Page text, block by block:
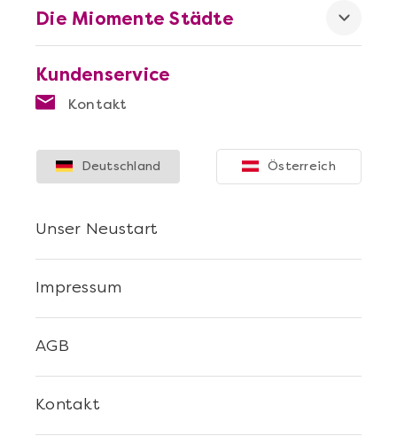
Mehr anzeigen
Sushi Selber Machen - DIY-Set
Kundenservice
Kontakt
Die Miomente Städte
Kontakt
AGB
Impressum
Unser Neustart
Deutschland Österreich